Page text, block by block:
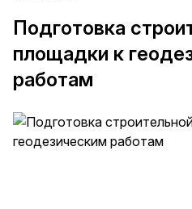
Подготовка
площадки к
работам